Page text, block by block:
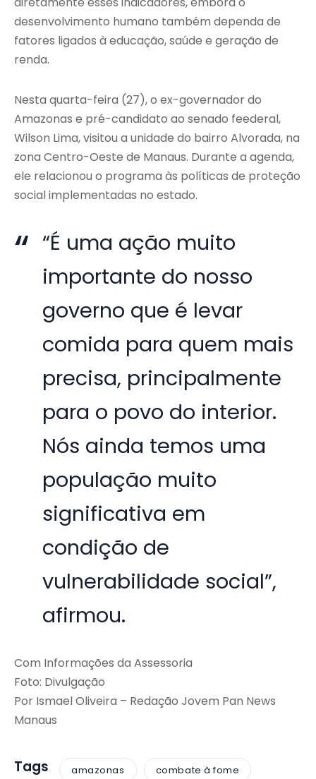
desenvolvimento humano também dependa de
fatores ligados à educação, saúde e geração de
renda.
Nesta quarta-feira (27), o ex-governador do
Amazonas e pré-candidato ao senado feederal,
Wilson Lima, visitou a unidade do bairro Alvorada, na
zona Centro-Oeste de Manaus. Durante a agenda,
ele relacionou o programa às políticas de proteção
social implementadas no estado.
“É uma ação muito
importante do nosso
governo que é levar
comida para quem mais
precisa, principalmente
para o povo do interior.
Nós ainda temos uma
população muito
significativa em
condição de
vulnerabilidade social”,
afirmou.
Com Informações da Assessoria
Foto: Divulgação
Por Ismael Oliveira – Redação Jovem Pan News
Manaus
Tags amazonas combate à fome